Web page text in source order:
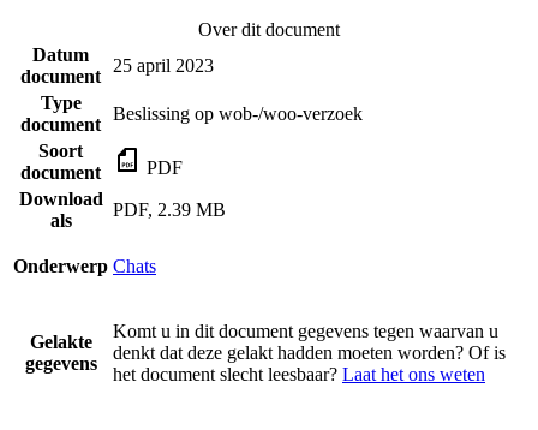
Over dit document
Datum
document
25 april 2023
Type
document
Beslissing op wob-/woo-verzoek
Soort
document
PDF
Download
als
PDF, 2.39 MB
Onderwerp Chats
Gelakte
gegevens
Komt u in dit document gegevens tegen waarvan u
denkt dat deze gelakt hadden moeten worden? Of is
het document slecht leesbaar? Laat het ons weten